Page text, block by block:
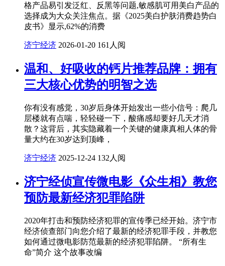
格产品易引发泛红、反黑等问题,敏感肌可用美白产品的
选择成为大众关注焦点。据《2025美白护肤消费趋势白
皮书》显示,62%的消费
济宁经济 2026-01-20 161人阅
温和、好吸收的钙片推荐品牌：拥有
三大核心优势的明智之选
你有没有感觉，30岁后身体开始发出一些小信号：爬几
层楼就有点喘，轻轻碰一下，酸痛感却要好几天才消
散？这背后，其实隐藏着一个关键的健康真相人体的骨
量大约在30岁达到顶峰，
济宁经济 2025-12-24 132人阅
济宁经侦宣传微电影《众生相》教您
预防最新经济犯罪陷阱
2020年打击和预防经济犯罪的宣传季已经开始。济宁市
经济侦查部门向您介绍了最新的经济犯罪手段，并教您
如何通过微电影防范最新的经济犯罪陷阱。 “所有生
命”简介 这个故事改编